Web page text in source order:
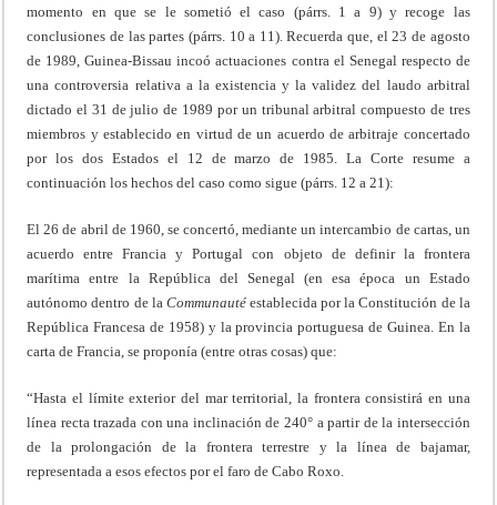
momento en que se le sometió el caso (párrs. 1 a 9) y recoge las
conclusiones de las partes (párrs. 10 a 11). Recuerda que, el 23 de agosto
de 1989, Guinea-Bissau incoó actuaciones contra el Senegal respecto de
una controversia relativa a la existencia y la validez del laudo arbitral
dictado el 31 de julio de 1989 por un tribunal arbitral compuesto de tres
miembros y establecido en virtud de un acuerdo de arbitraje concertado
por los dos Estados el 12 de marzo de 1985. La Corte resume a
continuación los hechos del caso como sigue (párrs. 12 a 21):
El 26 de abril de 1960, se concertó, mediante un intercambio de cartas, un
acuerdo entre Francia y Portugal con objeto de definir la frontera
marítima entre la República del Senegal (en esa época un Estado
autónomo dentro de la Communautéestablecida por la Constitución de la
República Francesa de 1958) y la provincia portuguesa de Guinea. En la
carta de Francia, se proponía (entre otras cosas) que:
“Hasta el límite exterior del mar territorial, la frontera consistirá en una
línea recta trazada con una inclinación de 240° a partir de la intersección
de la prolongación de la frontera terrestre y la línea de bajamar,
representada a esos efectos por el faro de Cabo Roxo.